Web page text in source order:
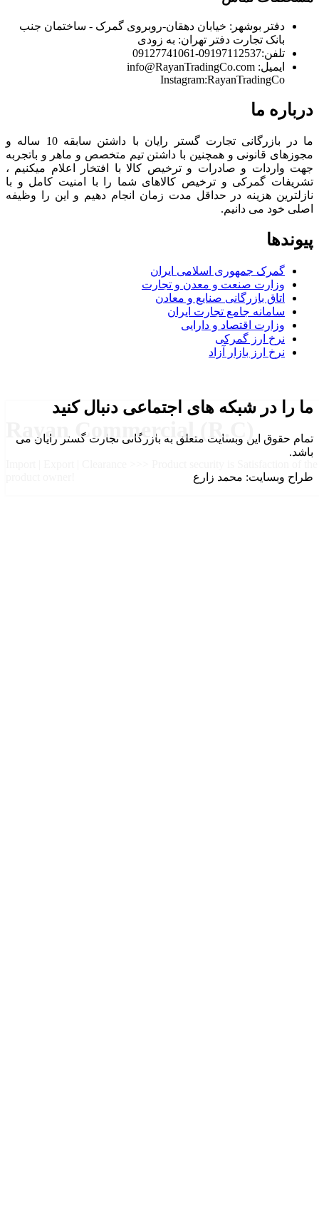
Rayan Commercial (R.C)
دفتر بوشهر: خیابان دهقان-روبروی گمرک - ساختمان جنب
بانک تجارت دفتر تهران: به زودی
تلفن:09197112537-09127741061
ایمیل: info@RayanTradingCo.com
Instagram:RayanTradingCo
درباره ما
ما در بازرگانی تجارت گستر رایان با داشتن سابقه 10 ساله و
مجوزهای قانونی و همچنین با داشتن تیم متخصص و ماهر و باتجربه
جهت واردات و صادرات و ترخیص کالا با افتخار اعلام میکنیم ،
تشریفات گمرکی و ترخیص کالاهای شما را با امنیت کامل و با
نازلترین هزینه در حداقل مدت زمان انجام دهیم و این را وظیفه
اصلی خود می دانیم.
پیوندها
گمرک جمهوری اسلامی ایران
وزارت صنعت و معدن و تجارت
اتاق بازرگانی صنایع و معادن
سامانه جامع تجارت ایران
وزارت اقتصاد و دارایی
نرخ ارز گمرکی
نرخ ارز بازار آزاد
ما را در شبکه های اجتماعی دنبال کنید
تمام حقوق این وبسایت متعلق به بازرگانی تجارت گستر رایان می
باشد.
طراح وبسایت: محمد زارع